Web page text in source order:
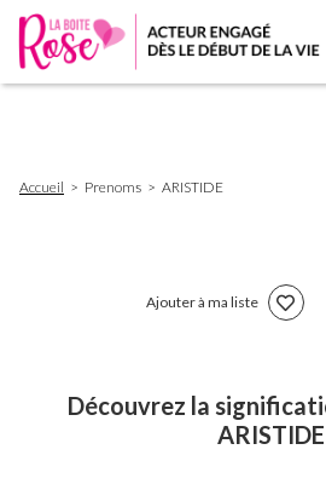
d'Ariane
Accueil Prenoms ARISTIDE
Ajouter à ma liste
Découvrez la
ARISTIDE